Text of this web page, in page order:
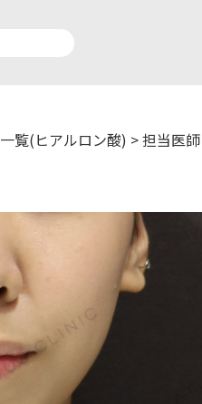
脱毛症例一覧
トメイク症例一覧
ニック一覧
覧
覧(ヒアルロン酸) >担当医師